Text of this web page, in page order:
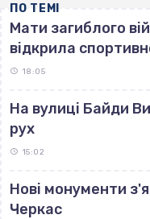
ПО ТЕМІ
Мати загиблого
відкрила
18:05
На вулиці Байди
рух
15:02
Нові монументи
Черкас